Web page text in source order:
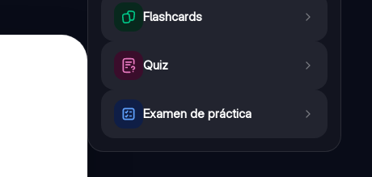
Flashcards
Quiz
Examen de práctica